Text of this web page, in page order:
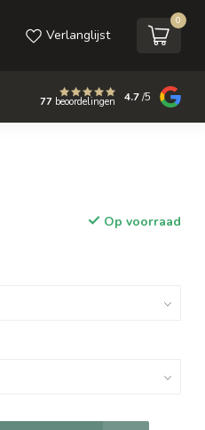
Verlanglijst
0
77 beoordelingen 4.7/5
Op voorraad